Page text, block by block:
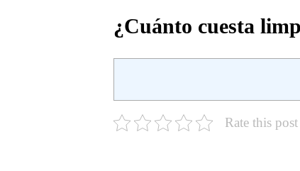
¿Cuánto cuesta
Rate this post